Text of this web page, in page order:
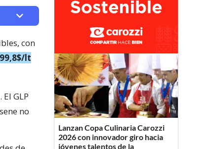
con
lt
GLP
no
Lanzan Copa Culinaria Carozzi
2026 con innovador giro hacia
jóvenes talentos de la